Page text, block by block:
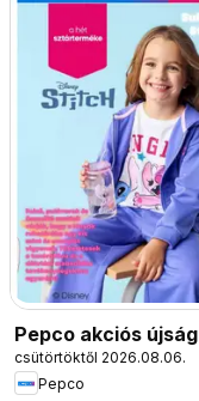
Pepco akciós újság
csütörtöktől 2026.08.06.
Pepco